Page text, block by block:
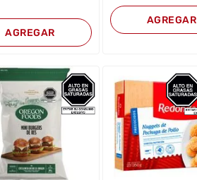
AGREGAR
AGREGAR